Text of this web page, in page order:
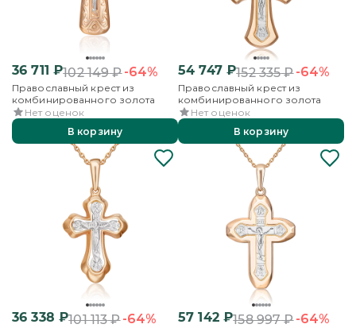
36 711 ₽102 149₽-64%
Православный крест из
комбинированного золота
Нет оценок
В корзину
54 747₽152 335₽-64%
Православный крест из
комбинированного золота
Нет оценок
В корзину
36 338 ₽101 113₽-64% 57 142₽158 997₽-64%